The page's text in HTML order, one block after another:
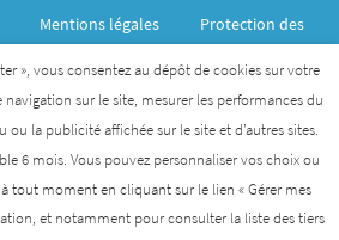
Mentions légales
Protection des
de l’Institut des biothérapies
par l’AFM- Téléthon
INSTITUT DES BIOTHÉRAPIES
», vous consentez au dépôt de cookies sur votre
sur le site, mesurer les performances du
ou la publicité affichée sur le site et d’autres sites.
6 mois. Vous pouvez personnaliser vos choix ou
tout moment en cliquant sur le lien « Gérer mes
et notamment pour consulter la liste des tiers